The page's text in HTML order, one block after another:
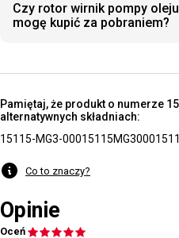
Czy rotor wirnik pompy
mogę kupić za pobraniem?
Pamiętaj, że produkt o numerze
alternatywnych składniach:
15115-MG3-00015115MG3000
Co to znaczy?
Opinie
Oceń